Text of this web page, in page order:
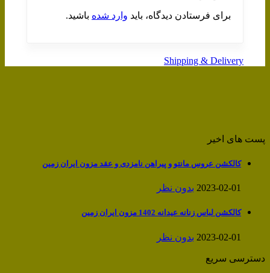
برای فرستادن دیدگاه، باید وارد شده باشید.
Shipping & Delivery
پست های اخیر
کالکشن عروس مانتو و پیراهن نامزدی و عقد مزون ایران زمین
2023-02-01 بدون نظر
کالکشن لباس زنانه عیدانه 1402 مزون ایران زمین
2023-02-01 بدون نظر
دسترسی سریع